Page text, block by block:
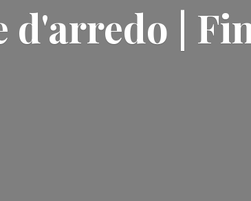
d'arredo |